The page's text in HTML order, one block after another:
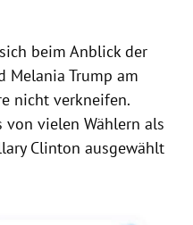
beim Anblick der
Melania Trump am
nicht verkneifen.
vielen Wählern als
Clinton ausgewählt